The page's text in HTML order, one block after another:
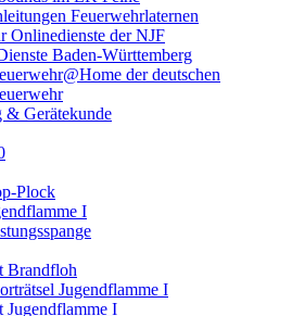
Feuerwehrlaternen
Onlinedienste der NJF
Baden-Württemberg
der deutschen
& Gerätekunde
Plock
I
Brandfloh
Jugendflamme I
Jugendflamme I